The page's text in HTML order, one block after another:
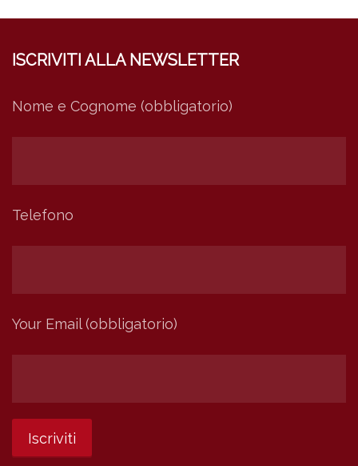
ISCRIVITI ALLA NEWSLETTER
Nome e Cognome (obbligatorio)
Telefono
Your Email (obbligatorio)